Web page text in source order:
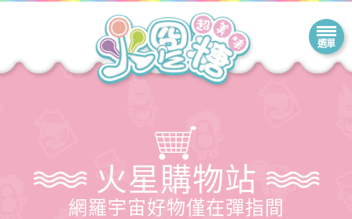
火星購物站
網羅宇宙好物僅在彈指間